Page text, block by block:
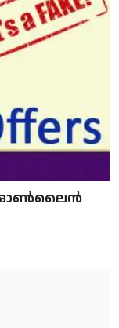
ഓൺലൈൻ